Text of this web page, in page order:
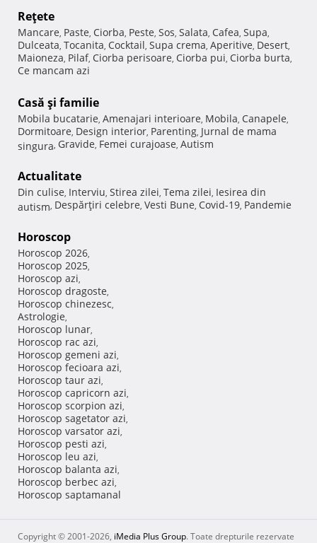
Reţete
Mancare, Paste, Ciorba, Peste, Sos, Salata, Cafea, Supa,
Dulceata, Tocanita, Cocktail, Supa crema, Aperitive, Desert,
Maioneza, Pilaf, Ciorba perisoare, Ciorba pui, Ciorba burta,
Ce mancam azi
Casă şi familie
Mobila bucatarie, Amenajari interioare, Mobila, Canapele,
Dormitoare, Design interior, Parenting, Jurnal de mama
singura, Gravide, Femei curajoase, Autism
Actualitate
Din culise, Interviu, Stirea zilei, Tema zilei, Iesirea din
autism, Despărţiri celebre, Vesti Bune, Covid-19, Pandemie
Horoscop
Horoscop 2026,
Horoscop 2025,
Horoscop azi,
Horoscop dragoste,
Horoscop chinezesc,
Astrologie,
Horoscop lunar,
Horoscop rac azi,
Horoscop gemeni azi,
Horoscop fecioara azi,
Horoscop taur azi,
Horoscop capricorn azi,
Horoscop scorpion azi,
Horoscop sagetator azi,
Horoscop varsator azi,
Horoscop pesti azi,
Horoscop leu azi,
Horoscop balanta azi,
Horoscop berbec azi,
Horoscop saptamanal
Copyright © 2001-2026, iMedia Plus Group. Toate drepturile rezervate